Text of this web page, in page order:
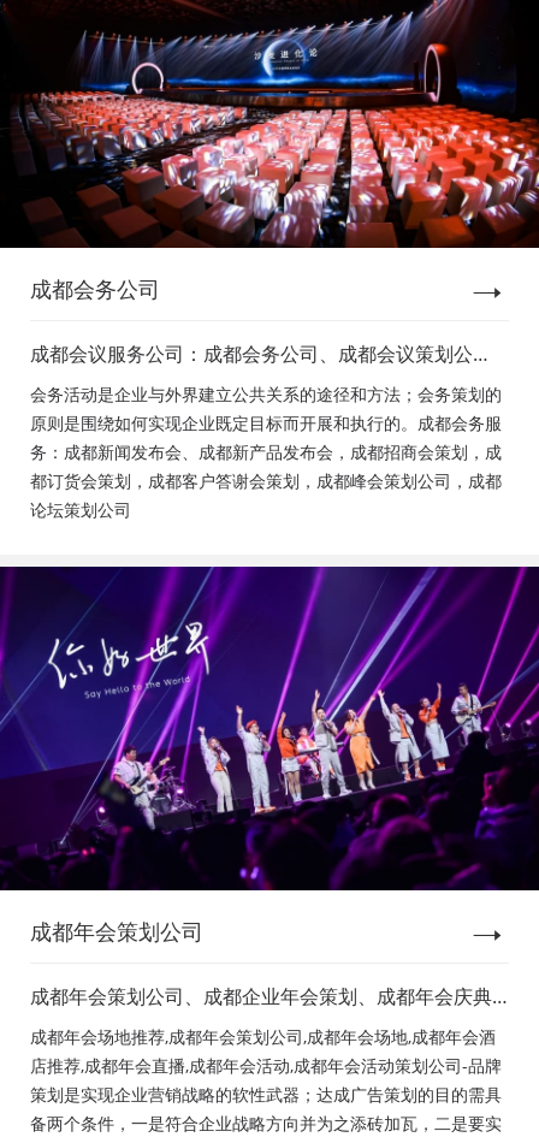
成都会务公司
成都会议服务公司：成都会务公司、成都会议策划公
司、成都新闻发布会策划、成都新产品发布会策划、成
都经销商会议策划、成都招商会策划、成都订货会策
划、成都颁奖会策划、成都客户答谢会策划、成都高峰
论坛策划公司、成都年会策划、成都会议活动策划
会务活动是企业与外界建立公共关系的途径和方法；会务策划的
原则是围绕如何实现企业既定目标而开展和执行的。成都会务服
务：成都新闻发布会、成都新产品发布会，成都招商会策划，成
都订货会策划，成都客户答谢会策划，成都峰会策划公司，成都
论坛策划公司
成都年会策划公司
成都年会策划公司、成都企业年会策划、成都年会庆典
策划、成都年会节目表演、成都年会节目演出、成都年
会活动策划公司、成都年会布置公司，成都年会现场搭
建公司，成都年会节目表演，年会节目创意节目，年会
策划方案详细流程，年会策划，年会致辞发言稿，年会
成都年会场地推荐,成都年会策划公司,成都年会场地,成都年会酒
店推荐,成都年会直播,成都年会活动,成都年会活动策划公司-品牌
策划是实现企业营销战略的软性武器；达成广告策划的目的需具
备两个条件，一是符合企业战略方向并为之添砖加瓦，二是要实